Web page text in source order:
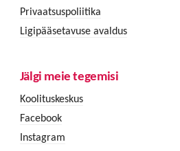
Privaatsuspoliitika
Ligipääsetavuse avaldus
Jälgi meie tegemisi
Koolituskeskus
Facebook
Instagram